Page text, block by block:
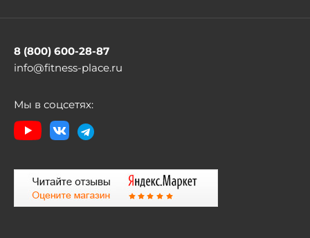
8 (800) 600-28-87
info@fitness-place.ru
Мы в соцсетях: